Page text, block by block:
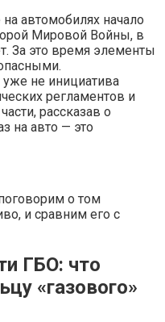
автомобилях начало
Мировой Войны, в
За это время элементы
не инициатива
регламентов и
рассказав о
на авто — это
о том
и сравним его с
ГБО: что
«газового»